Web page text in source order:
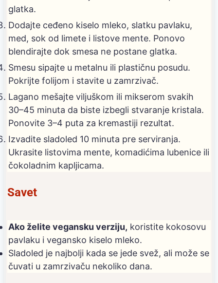
glatka.
Dodajte ceđeno kiselo mleko, slatku pavlaku,
med, sok od limete i listove mente. Ponovo
blendirajte dok smesa ne postane glatka.
Smesu sipajte u metalnu ili plastičnu posudu.
Pokrijte folijom i stavite u zamrzivač.
Lagano mešajte viljuškom ili mikserom svakih
30–45 minuta da biste izbegli stvaranje kristala.
Ponovite 3–4 puta za kremastiji rezultat.
Izvadite sladoled 10 minuta pre serviranja.
Ukrasite listovima mente, komadićima lubenice ili
čokoladnim kapljicama.
Savet
Ako želite vegansku verziju, koristite kokosovu
pavlaku i vegansko kiselo mleko.
Sladoled je najbolji kada se jede svež, ali može se
čuvati u zamrzivaču nekoliko dana.